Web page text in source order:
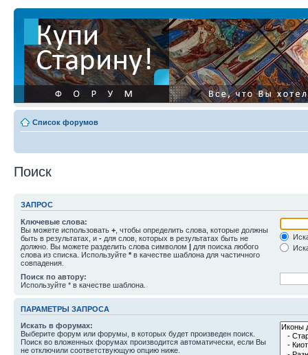
Список форумов
Поиск
ЗАПРОС
Ключевые слова:
Вы можете использовать + , чтобы определить слова, которые должны
быть в результатах, и - для слов, которых в результатах быть не
должно. Вы можете разделить слова символом | для поиска любого
слова из списка. Используйте * в качестве шаблона для частичного
совпадения.
Поиск по автору:
Используйте * в качестве шаблона.
ПАРАМЕТРЫ ЗАПРОСА
Искать в форумах:
Выберите форум или форумы, в которых будет произведен поиск.
Поиск во вложенных форумах производится автоматически, если Вы
не отключили соответствующую опцию ниже.